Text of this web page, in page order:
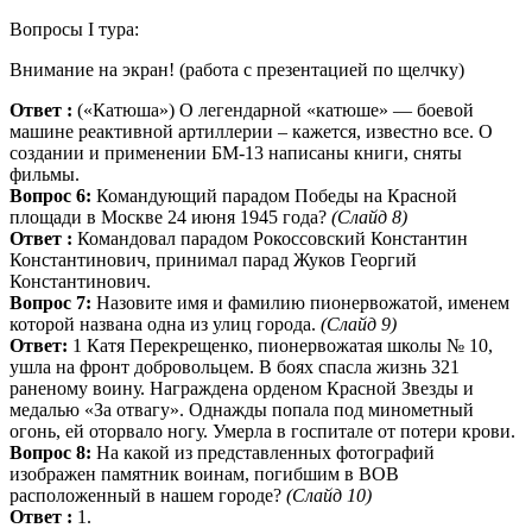
Вопросы I тура:
Внимание на экран! (работа с презентацией по щелчку)
Ответ : («Катюша») О легендарной «катюше» — боевой
машине реактивной артиллерии – кажется, известно все. О
создании и применении БМ-13 написаны книги, сняты
фильмы.
Вопрос 6: Командующий парадом Победы на Красной
площади в Москве 24 июня 1945 года? (Слайд 8)
Ответ : Командовал парадом Рокоссовский Константин
Константинович, принимал парад Жуков Георгий
Константинович.
Вопрос 7: Назовите имя и фамилию пионервожатой, именем
которой названа одна из улиц города. (Слайд 9)
Ответ: 1 Катя Перекрещенко, пионервожатая школы № 10,
ушла на фронт добровольцем. В боях спасла жизнь 321
раненому воину. Награждена орденом Красной Звезды и
медалью «За отвагу». Однажды попала под минометный
огонь, ей оторвало ногу. Умерла в госпитале от потери крови.
Вопрос 8: На какой из представленных фотографий
изображен памятник воинам, погибшим в ВОВ
расположенный в нашем городе? (Слайд 10)
Ответ : 1.